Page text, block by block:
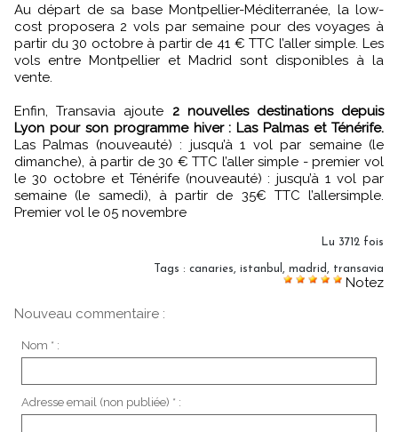
Au départ de sa base Montpellier-Méditerranée, la low-
cost proposera 2 vols par semaine pour des voyages à
partir du 30 octobre à partir de 41 € TTC l’aller simple. Les
vols entre Montpellier et Madrid sont disponibles à la
vente.
Enfin, Transavia ajoute 2 nouvelles destinations depuis
Lyon pour son programme hiver : Las Palmas et Ténérife.
Las Palmas (nouveauté) : jusqu’à 1 vol par semaine (le
dimanche), à partir de 30 € TTC l’aller simple - premier vol
le 30 octobre et Ténérife (nouveauté) : jusqu’à 1 vol par
semaine (le samedi), à partir de 35€ TTC l’allersimple.
Premier vol le 05 novembre
Lu 3712 fois
Tags : canaries, istanbul , madrid, transavia
Notez
Nouveau commentaire :
Nom * :
Adresse email (non publiée) * :